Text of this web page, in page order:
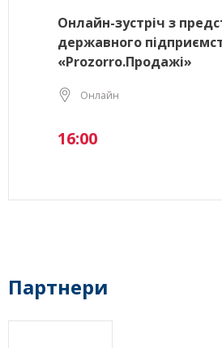
Онлайн-зустріч з
державного
«Prozorro.Продажі»
Онлайн
16:00
Партнери